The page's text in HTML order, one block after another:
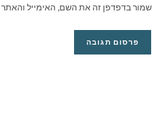
שמור בדפדפן זה את השם, האימייל